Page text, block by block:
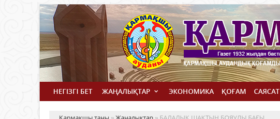
НЕГІЗГІ БЕТ ЖАҢАЛЫҚТАР ЭКОНОМИКА ҚОҒАМ САЯСАТ